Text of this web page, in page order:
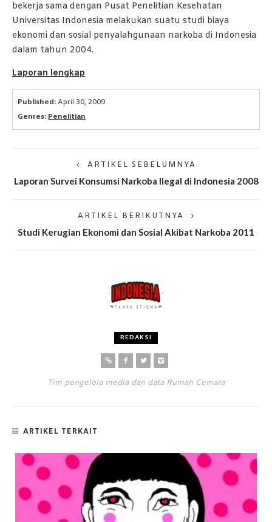
bekerja sama dengan Pusat Penelitian Kesehatan
Universitas Indonesia melakukan suatu studi biaya
ekonomi dan sosial penyalahgunaan narkoba di Indonesia
dalam tahun 2004.
Laporan lengkap
Published:April 30, 2009
Genres: Penelitian
ARTIKEL SEBELUMNYA
Laporan Survei Konsumsi Narkoba Ilegal di Indonesia 2008
ARTIKEL BERIKUTNYA
Studi Kerugian Ekonomi dan Sosial Akibat Narkoba 2011
REDAKSI
Tim pengelola media dan data Rumah Cemara
ARTIKEL TERKAIT